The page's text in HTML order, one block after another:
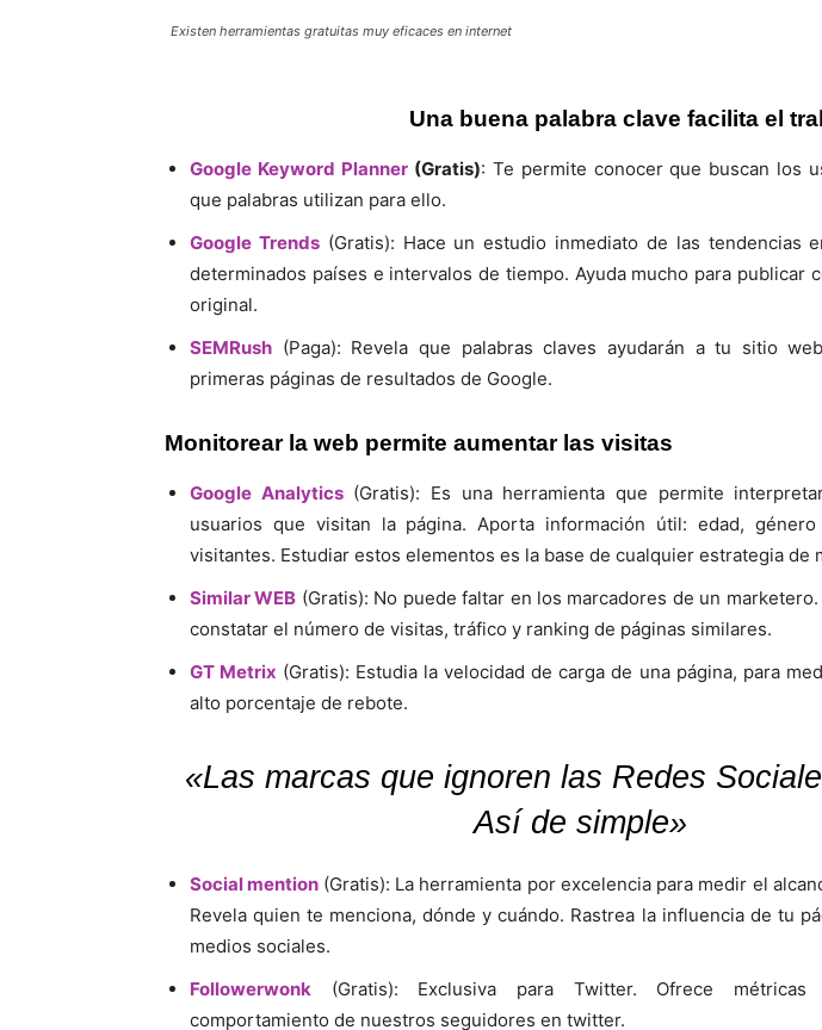
Existen herramientas gratuitas muy eficaces en internet
Una buena palabra clave facilita el
Google Keyword Planner(Gratis): Te permite conocer que buscan los
que palabras utilizan para ello.
Google Trends(Gratis): Hace un estudio inmediato de las tendencias
determinados países e intervalos de tiempo. Ayuda mucho para publicar
original.
SEMRush (Paga): Revela que palabras claves ayudarán a tu sitio
primeras páginas de resultados de Google.
Monitorear la web permite aumentar las visitas
Google Analytics(Gratis): Es una herramienta que permite
usuarios que visitan la página. Aporta información útil: edad,
visitantes. Estudiar estos elementos es la base de cualquier estrategia de
Similar WEB (Gratis): No puede faltar en los marcadores de un
constatar el número de visitas, tráfico y ranking de páginas similares.
GT Metrix (Gratis): Estudia la velocidad de carga de una página, para
alto porcentaje de rebote.
«Las marcas que ignoren las Redes
Así de simple»
Social mention (Gratis): La herramienta por excelencia para medir el
Revela quien te menciona, dónde y cuándo. Rastrea la influencia de tu
medios sociales.
Followerwonk (Gratis): Exclusiva para Twitter. Ofrece
comportamiento de nuestros seguidores en twitter.